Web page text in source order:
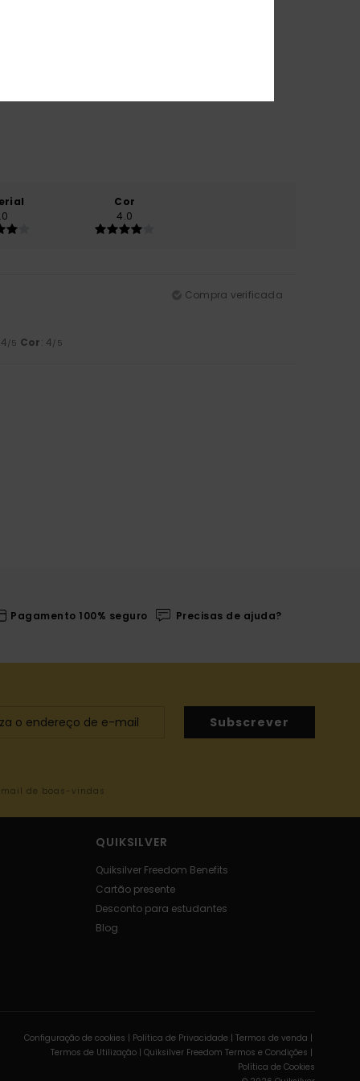
Cor
4.0
Compra verificada
/5 Cor: 4/5
Pagamento 100% seguro Precisas de ajuda?
Subscrever
de boas-vindas
QUIKSILVER
Quiksilver Freedom Benefits
Cartão presente
Desconto para estudantes
Blog
Configuração de cookies | Política de Privacidade | Termos de venda |
Termos de Utilizaçâo | Quiksilver Freedom Termos e Condições |
Política de Cookies